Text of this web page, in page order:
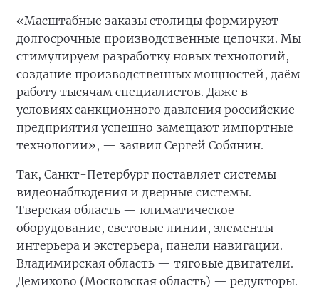
«Масштабные заказы столицы формируют
долгосрочные производственные цепочки. Мы
стимулируем разработку новых технологий,
создание производственных мощностей, даём
работу тысячам специалистов. Даже в
условиях санкционного давления российские
предприятия успешно замещают импортные
технологии», — заявил Сергей Собянин.
Так, Санкт-Петербург поставляет системы
видеонаблюдения и дверные системы.
Тверская область — климатическое
оборудование, световые линии, элементы
интерьера и экстерьера, панели навигации.
Владимирская область — тяговые двигатели.
Демихово (Московская область) — редукторы.